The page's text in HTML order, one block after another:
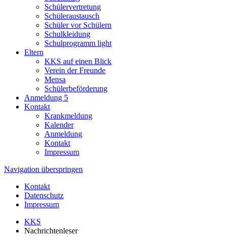
Schülervertretung
Schüleraustausch
Schüler vor Schülern
Schulkleidung
Schulprogramm light
Eltern
KKS auf einen Blick
Verein der Freunde
Mensa
Schülerbeförderung
Anmeldung 5
Kontakt
Krankmeldung
Kalender
Anmeldung
Kontakt
Impressum
Navigation überspringen
Kontakt
Datenschutz
Impressum
KKS
Nachrichtenleser